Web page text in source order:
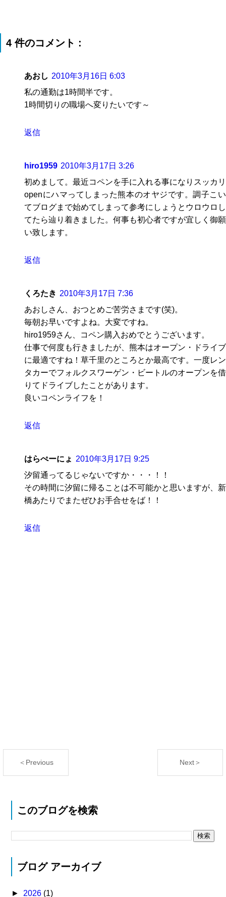
4 件のコメント :
あおし 2010年3月16日 6:03
私の通勤は1時間半です。
1時間切りの職場へ変りたいです～
返信
hiro1959 2010年3月17日 3:26
初めまして。最近コペンを手に入れる事になりスッカリ
openにハマってしまった熊本のオヤジです。調子こい
てブログまで始めてしまって参考にしょうとウロウロし
てたら辿り着きました。何事も初心者ですが宜しく御願
い致します。
返信
くろたき 2010年3月17日 7:36
あおしさん、おつとめご苦労さまです(笑)。
毎朝お早いですよね。大変ですね。
hiro1959さん、コペン購入おめでとうございます。
仕事で何度も行きましたが、熊本はオープン・ドライブ
に最適ですね！草千里のところとか最高です。一度レン
タカーでフォルクスワーゲン・ビートルのオープンを借
りてドライブしたことがあります。
良いコペンライフを！
返信
はらぺーにょ 2010年3月17日 9:25
汐留通ってるじゃないですか・・・！！
その時間に汐留に帰ることは不可能かと思いますが、新
橋あたりでまたぜひお手合せをば！！
返信
＜Previous Next＞
このブログを検索
ブログ アーカイブ
► 2026 (1)